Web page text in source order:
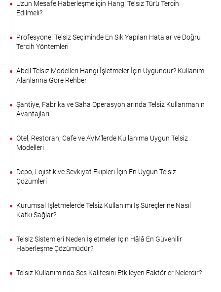
Uzun Mesafe Haberleşme için Hangi Telsiz Türü Tercih
Edilmeli?
Profesyonel Telsiz Seçiminde En Sık Yapılan Hatalar ve Doğru
Tercih Yöntemleri
Abell Telsiz Modelleri Hangi İşletmeler İçin Uygundur? Kullanım
Alanlarına Göre Rehber
Şantiye, Fabrika ve Saha Operasyonlarında Telsiz Kullanmanın
Avantajları
Otel, Restoran, Cafe ve AVM'lerde Kullanıma Uygun Telsiz
Modelleri
Depo, Lojistik ve Sevkiyat Ekipleri İçin En Uygun Telsiz
Çözümleri
Kurumsal İşletmelerde Telsiz Kullanımı İş Süreçlerine Nasıl
Katkı Sağlar?
Telsiz Sistemleri Neden İşletmeler İçin Hâlâ En Güvenilir
Haberleşme Çözümüdür?
Telsiz Kullanımında Ses Kalitesini Etkileyen Faktörler Nelerdir?